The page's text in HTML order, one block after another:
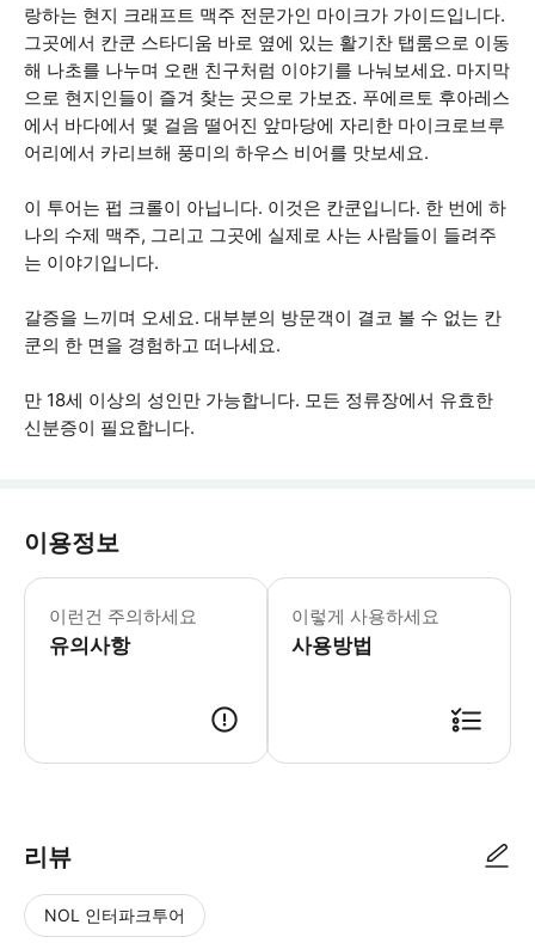
랑하는 현지 크래프트 맥주 전문가인 마이크가 가이드입니다.
그곳에서 칸쿤 스타디움 바로 옆에 있는 활기찬 탭룸으로 이동
해 나초를 나누며 오랜 친구처럼 이야기를 나눠보세요. 마지막
으로 현지인들이 즐겨 찾는 곳으로 가보죠. 푸에르토 후아레스
에서 바다에서 몇 걸음 떨어진 앞마당에 자리한 마이크로브루
어리에서 카리브해 풍미의 하우스 비어를 맛보세요.
이 투어는 펍 크롤이 아닙니다. 이것은 칸쿤입니다. 한 번에 하
나의 수제 맥주, 그리고 그곳에 실제로 사는 사람들이 들려주
는 이야기입니다.
갈증을 느끼며 오세요. 대부분의 방문객이 결코 볼 수 없는 칸
쿤의 한 면을 경험하고 떠나세요.
만 18세 이상의 성인만 가능합니다. 모든 정류장에서 유효한
신분증이 필요합니다.
이용정보
이런건 주의하세요
유의사항
브루 홉 투어는 푸에르토 후아레스 마
이렇게 사용하세요
사용방법
리뷰
NOL 인터파크투어